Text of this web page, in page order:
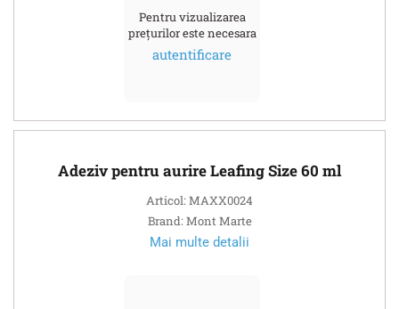
Pentru vizualizarea
prețurilor este necesara
autentificare
Adeziv pentru aurire Leafing Size 60 ml
Articol: MAXX0024
Brand: Mont Marte
Mai multe detalii